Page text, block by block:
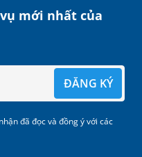
mới nhất của
ĐĂNG KÝ
đã đọc và đồng ý với các